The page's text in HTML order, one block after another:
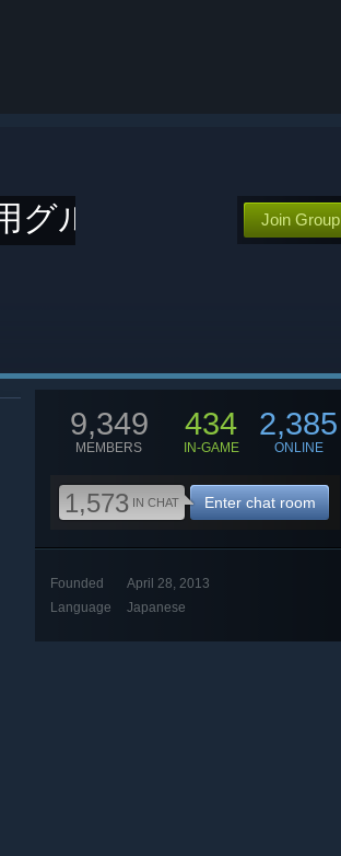
グループ Join Group
9,349
MEMBERS
434
IN-GAME
2,385
ONLINE
1,573 IN CHAT Enter chat room
Founded
April 28, 2013
Language
Japanese